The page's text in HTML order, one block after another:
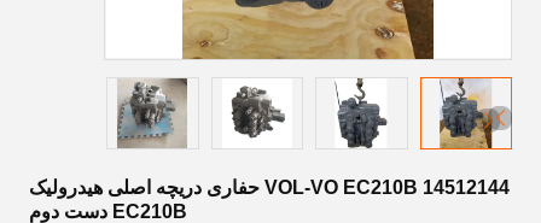
VOL-VO EC210B 14512144 حفاری دریچه اصلی هیدرولیک
EC210B دست دوم